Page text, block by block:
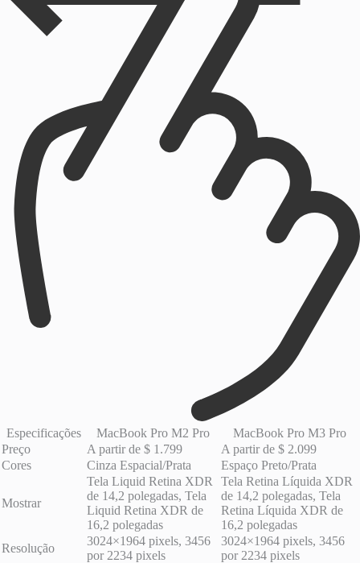
Especificações MacBook Pro M2 Pro
MacBook Pro M3 Pro
Preço
A partir de $ 1.799
A partir de $ 2.099
Cores
Cinza Espacial/Prata Espaço Preto/Prata
Mostrar
Tela Liquid Retina XDR
de 14,2 polegadas, Tela
Liquid Retina XDR de
16,2 polegadas
Tela Retina Líquida XDR
de 14,2 polegadas, Tela
Retina Líquida XDR de
16,2 polegadas
Resolução
3024×1964 pixels, 3456
por 2234 pixels
3024×1964 pixels, 3456
por 2234 pixels